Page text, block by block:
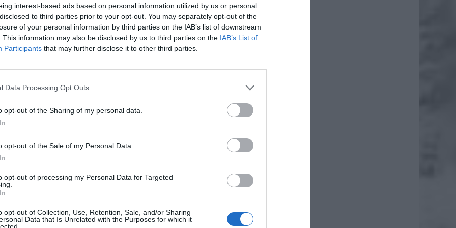
interest-based ads based on personal information utilized by us or personal
to third parties prior to your opt-out. You may separately opt-out of the
of your personal information by third parties on the IAB’s list of downstream
This information may also be disclosed by us to third parties on the IAB’s List of
Participants that may further disclose it to other third parties.
Data Processing Opt Outs
opt-out of the Sharing of my personal data.
opt-out of the Sale of my Personal Data.
opt-out of processing my Personal Data for Targeted
opt-out of Collection, Use, Retention, Sale, and/or Sharing
Data that Is Unrelated with the Purposes for which it
Borkoś w akcji. Archiwum Warszawy w Pigułce